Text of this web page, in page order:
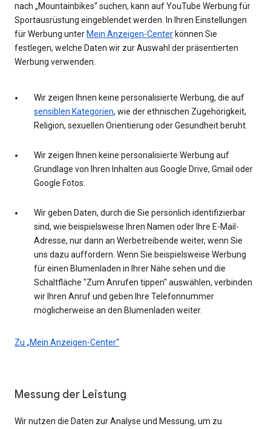
nach „Mountainbikes“ suchen, kann auf YouTube Werbung für
Sportausrüstung eingeblendet werden. In Ihren Einstellungen
für Werbung unter Mein Anzeigen-Center können Sie
festlegen, welche Daten wir zur Auswahl der präsentierten
Werbung verwenden.
Wir zeigen Ihnen keine personalisierte Werbung, die auf
sensiblen Kategorien, wie der ethnischen Zugehörigkeit,
Religion, sexuellen Orientierung oder Gesundheit beruht.
Wir zeigen Ihnen keine personalisierte Werbung auf
Grundlage von Ihren Inhalten aus Google Drive, Gmail oder
Google Fotos.
Wir geben Daten, durch die Sie persönlich identifizierbar
sind, wie beispielsweise Ihren Namen oder Ihre E-Mail-
Adresse, nur dann an Werbetreibende weiter, wenn Sie
uns dazu auffordern. Wenn Sie beispielsweise Werbung
für einen Blumenladen in Ihrer Nähe sehen und die
Schaltfläche "Zum Anrufen tippen" auswählen, verbinden
wir Ihren Anruf und geben Ihre Telefonnummer
möglicherweise an den Blumenladen weiter.
Zu „Mein Anzeigen-Center“
Messung der Leistung
Wir nutzen die Daten zur Analyse und Messung, um zu